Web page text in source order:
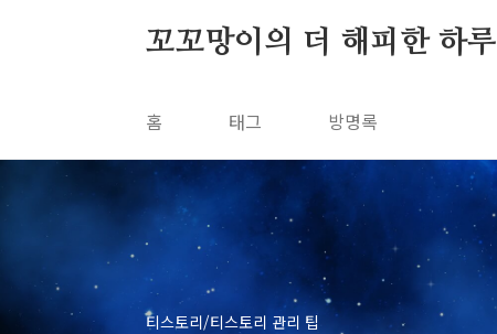
꼬꼬망이의 더 해피한 하루
홈 태그 방명록
티스토리/티스토리 관리 팁